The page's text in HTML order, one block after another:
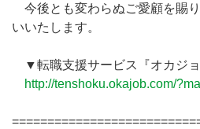
今後とも変わらぬご愛顧を賜
いいたします。
▼転職支援サービス『オカジョ
http://tenshoku.okajob.com/